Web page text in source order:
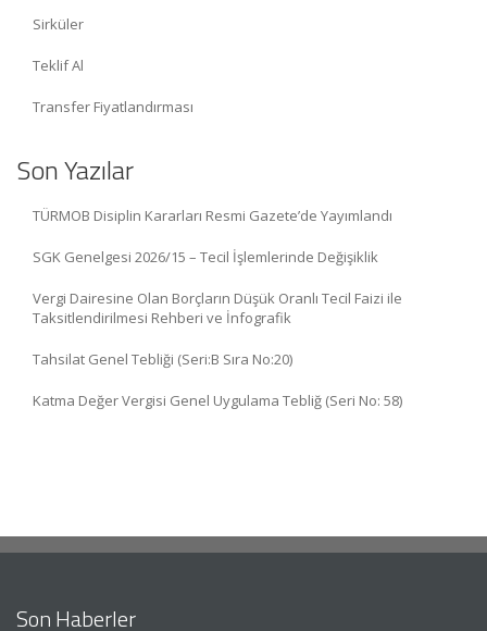
Sirküler
Teklif Al
Transfer Fiyatlandırması
Son Yazılar
TÜRMOB Disiplin Kararları Resmi Gazete’de Yayımlandı
SGK Genelgesi 2026/15 – Tecil İşlemlerinde Değişiklik
Vergi Dairesine Olan Borçların Düşük Oranlı Tecil Faizi ile
Taksitlendirilmesi Rehberi ve İnfografik
Tahsilat Genel Tebliği (Seri:B Sıra No:20)
Katma Değer Vergisi Genel Uygulama Tebliğ (Seri No: 58)
Son Haberler